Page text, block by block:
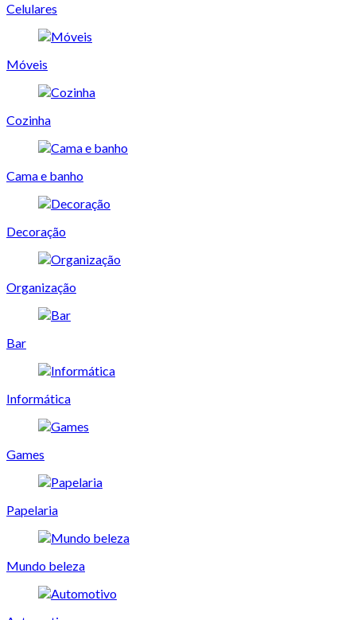
Celulares
Móveis
Cozinha
Cama e banho
Decoração
Organização
Bar
Informática
Games
Papelaria
Mundo beleza